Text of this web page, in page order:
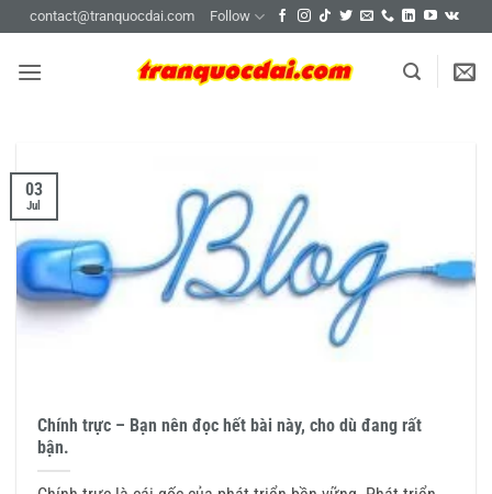
content
contact@tranquocdai.com Follow
Chính trực – Bạn nên đọc hết bài này, cho dù đang rất
bận.
03
Jul